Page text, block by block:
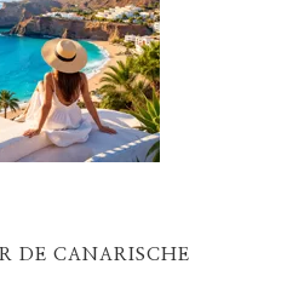
DE CANARISCHE